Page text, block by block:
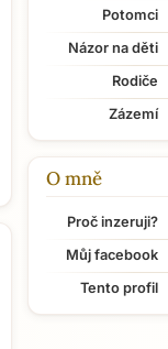
Potomci
Názor na děti
Rodiče
Zázemí
O mně
Proč inzeruji?
Můj facebook
Tento profil